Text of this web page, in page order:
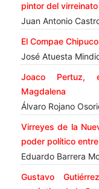
pintor del
Juan Antonio
El Compae Chipuco
José Atuesta
Joaco Pertuz,
Magdalena
Álvaro Rojano
Virreyes de la
poder político
Eduardo Barrera
Gustavo